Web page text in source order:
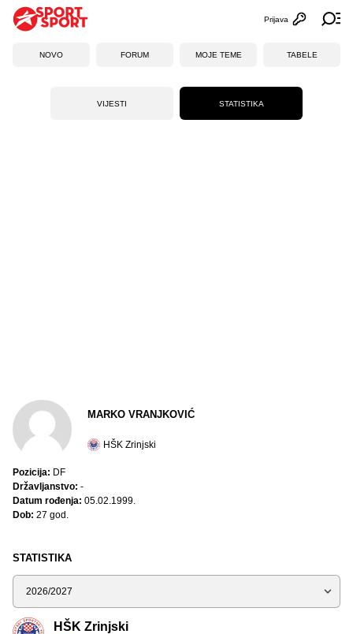
Otvori
Prijava
NOVO FORUM MOJE TEME TABELE
VIJESTI STATISTIKA
STATISTIKA
Sezona
HŠK Zrinjski
MARKO VRANJKOVIĆ
HŠK Zrinjski
Pozicija: DF
Državljanstvo: -
Datum rođenja: 05.02.1999.
Dob: 27 god.